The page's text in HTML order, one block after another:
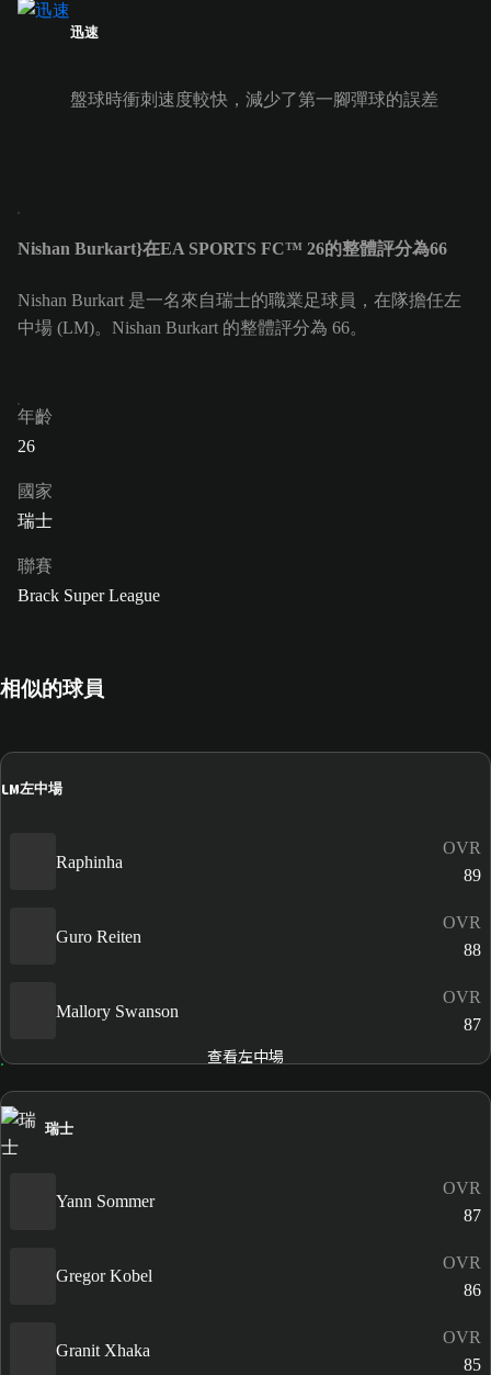
迅速
盤球時衝刺速度較快，減少了第一腳彈球的誤差
Nishan Burkart}在EA SPORTS FC™ 26的整體評分為66
Nishan Burkart 是一名來自瑞士的職業足球員，在隊擔任左
中場 (LM)。Nishan Burkart 的整體評分為 66。
年齡
26
國家
瑞士
聯賽
Brack Super League
相似的球員
LM左中場
Raphinha
OVR
89
Guro Reiten
OVR
88
Mallory Swanson
OVR
87
查看左中場
瑞士
Yann Sommer
OVR
87
Gregor Kobel
OVR
86
Granit Xhaka
OVR
85